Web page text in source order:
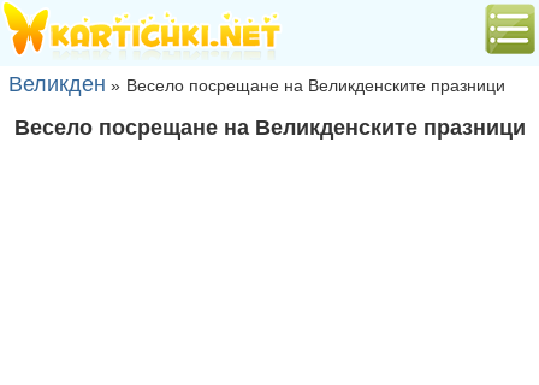
Великден » Весело посрещане на Великденските празници
Весело посрещане на Великденските празници